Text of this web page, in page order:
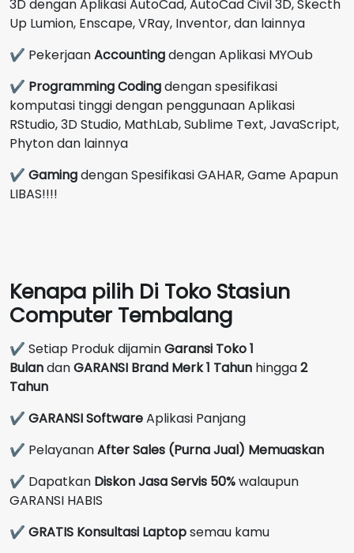
3D dengan Aplikasi AutoCad, AutoCad Civil 3D, Skecth
Up Lumion, Enscape, VRay, Inventor, dan lainnya
✔ PekerjaanAccountingdengan Aplikasi MYOub
✔ Programming Codingdengan spesifikasi
komputasi tinggi dengan penggunaan Aplikasi
RStudio, 3D Studio, MathLab, Sublime Text, JavaScript,
Phyton dan lainnya
✔ Gamingdengan Spesifikasi GAHAR, Game Apapun
LIBAS!!!!
Kenapa pilih Di Toko Stasiun
Computer Tembalang
✔ Setiap Produk dijaminGaransi Toko 1
BulandanGARANSI Brand Merk1 Tahun hingga2
Tahun
✔ GARANSI SoftwareAplikasi Panjang
✔ PelayananAfter Sales (Purna Jual) Memuaskan
✔ Dapatkan Diskon Jasa Servis 50%walaupun
GARANSI HABIS
✔ GRATIS Konsultasi Laptopsemau kamu